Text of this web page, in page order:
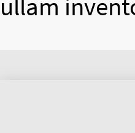
ullam